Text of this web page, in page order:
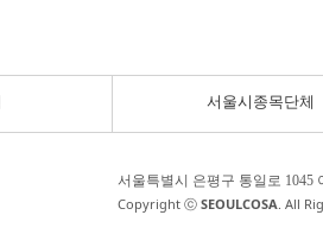
서울시종목단체
서울특별시 은평구 통일로 1045
Copyright ⓒ SEOULCOSA. All